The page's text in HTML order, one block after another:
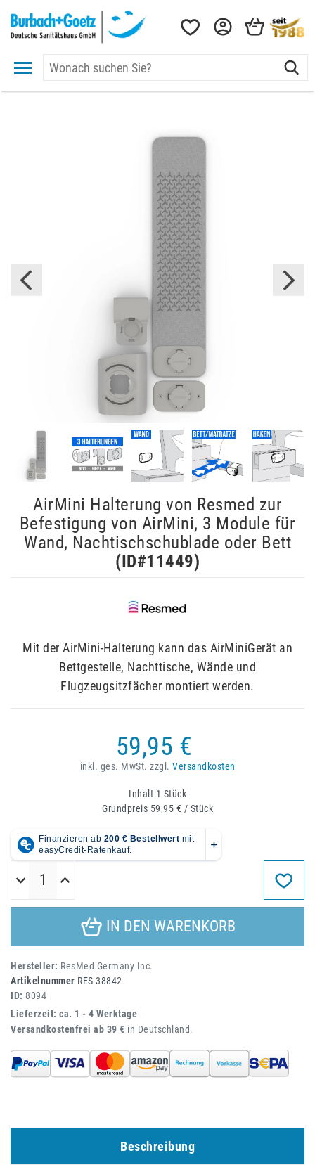
AirMini Halterung von Resmed zur
Befestigung von AirMini, 3 Module für
Wand, Nachtischschublade oder Bett
(ID#11449)
Mit der AirMini-Halterung kann das AirMiniGerät an
Bettgestelle, Nachttische, Wände und
Flugzeugsitzfächer montiert werden.
59,95 €
inkl. ges. MwSt. zzgl. Versandkosten
Inhalt 1 Stück
Grundpreis 59,95 € / Stück
IN DEN WARENKORB
Hersteller: ResMed Germany Inc.
Artikelnummer RES-38842
ID: 8094
Lieferzeit: ca. 1 - 4 Werktage
Versandkostenfrei ab 39 € in Deutschland.
Beschreibung